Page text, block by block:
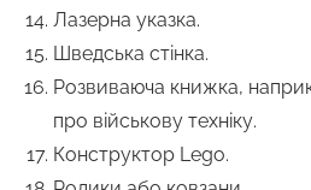
Лазерна указка.
Шведська стінка.
Розвиваюча книжка,
про військову техніку.
Конструктор Lego.